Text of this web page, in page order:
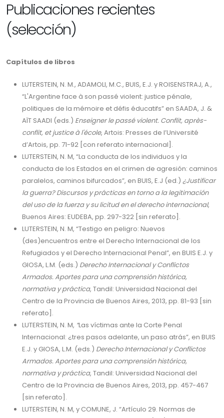
Publicaciones recientes
(selección)
Capítulos de libros
LUTERSTEIN, N. M., ADAMOLI, M.C., BUIS, E.J. y ROISENSTRAJ, A.,
“L'Argentine face à son passé violent: justice pénale,
politiques de la mémoire et défis éducatifs” en SAADA, J. &
AÏT SAADI (eds.) Enseigner le passé violent. Conflit, après-
conflit, et justice à l'école, Artois: Presses de l’Université
d’Artois, pp. 71-92 [con referato internacional].
LUTERSTEIN, N. M, “La conducta de los individuos y la
conducta de los Estados en el crimen de agresión: caminos
paralelos, caminos bifurcados”, en BUIS, E.J (ed.) ¿Justificar
la guerra? Discursos y prácticas en torno a la legitimación
del uso de la fuerza y su licitud en el derecho internacional,
Buenos Aires: EUDEBA, pp. 297-322 [sin referato].
LUTERSTEIN, N. M, “Testigo en peligro: Nuevos
(des)encuentros entre el Derecho Internacional de los
Refugiados y el Derecho Internacional Penal”, en BUIS E.J. y
GIOSA, L.M. (eds.) Derecho Internacional y Conflictos
Armados. Aportes para una comprensión histórica,
normativa y práctica, Tandil: Universidad Nacional del
Centro de la Provincia de Buenos Aires, 2013, pp. 81-93 [sin
referato].
LUTERSTEIN, N. M, “Las víctimas ante la Corte Penal
Internacional: ¿tres pasos adelante, un paso atrás”, en BUIS
E.J. y GIOSA, L.M. (eds.) Derecho Internacional y Conflictos
Armados. Aportes para una comprensión histórica,
normativa y práctica, Tandil: Universidad Nacional del
Centro de la Provincia de Buenos Aires, 2013, pp. 457-467
[sin referato].
LUTERSTEIN, N. M, y COMUNE, J. “Artículo 29. Normas de